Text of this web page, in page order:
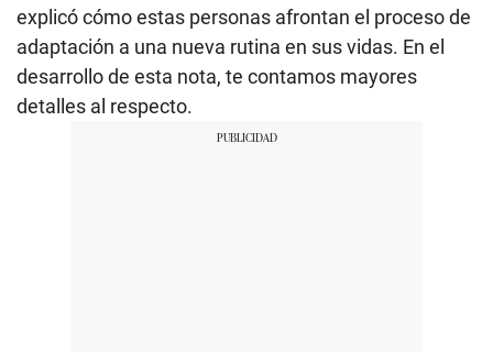
explicó cómo estas personas afrontan el proceso de
adaptación a una nueva rutina en sus vidas. En el
desarrollo de esta nota, te contamos mayores
detalles al respecto.